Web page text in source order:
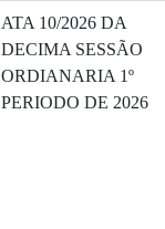
ATA 10/2026 DA
DECIMA SESSÃO
ORDIANARIA 1º
PERIODO DE 2026